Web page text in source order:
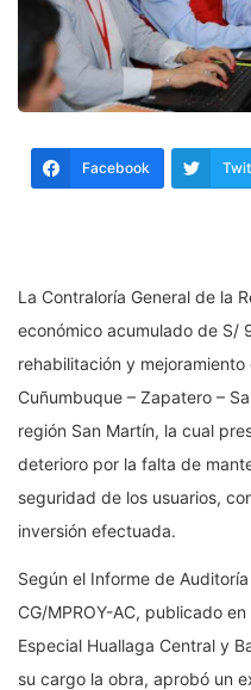
Facebook
La Contraloría General de la
económico acumulado de S/
rehabilitación y
Cuñumbuque – Zapatero –
región San Martín, la cual
deterioro por la falta de
seguridad de los usuarios,
inversión efectuada.
Según el Informe de
CG/MPROY-AC, publicado
Especial Huallaga Central y
su cargo la obra, aprobó un